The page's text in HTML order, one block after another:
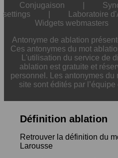
Conjugaison
settings
Laboratoire
Widgets webmasters
Antonyme de ablation
Ces antonymes du mot
L'utilisation du service de
ablation est gratuite et
personnel. Les antonymes du
site sont édités par
Définition ablation
Retrouver la définition du
Larousse